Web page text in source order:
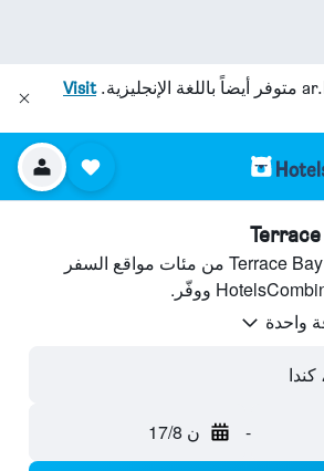
متوفر أيضاً باللغة الإنجليزية.Visit
ابحث عن فنادق في Terrace Bay من مئات مواقع السفر
- ن 17/8